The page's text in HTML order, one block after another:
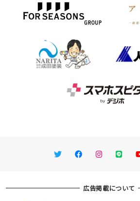
TwitterFacebookInstagram
LINE
広告掲載について